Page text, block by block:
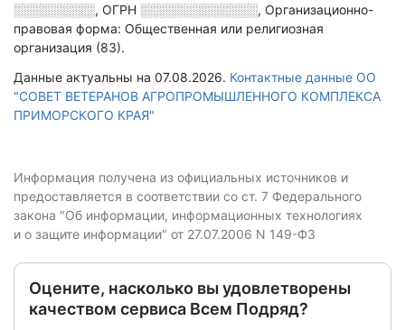
░░░░░░░░░, ОГРН ░░░░░░░░░░░░░, Организационно-
правовая форма: Общественная или религиозная
организация (83).
Данные актуальны на 07.08.2026. Контактные данные ОО
"СОВЕТ ВЕТЕРАНОВ АГРОПРОМЫШЛЕННОГО КОМПЛЕКСА
ПРИМОРСКОГО КРАЯ"
Информация получена из официальных источников и
предоставляется в соответствии со ст. 7 Федерального
закона "Об информации, информационных технологиях
и о защите информации" от 27.07.2006 N 149-ФЗ
Оцените, насколько вы удовлетворены
качеством сервиса Всем Подряд?